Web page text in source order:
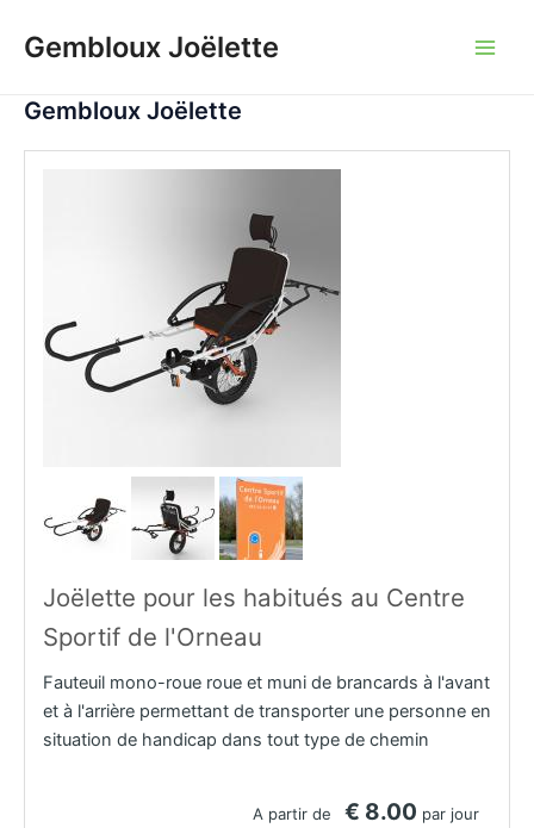
Gembloux Joëlette
Gembloux Joëlette
Joëlette pour les habitués au Centre
Sportif de l'Orneau
Fauteuil mono-roue roue et muni de brancards à l'avant
et à l'arrière permettant de transporter une personne en
situation de handicap dans tout type de chemin
A partir de € 8.00 par jour